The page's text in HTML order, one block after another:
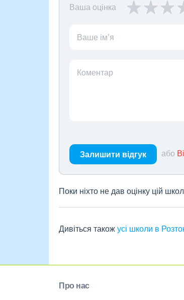
Ваша оцінка
Ваше ім’я
Коментар
Залишити відгук або
Поки ніхто не дав оцінку цій
Дивіться такожусі школи в
Про нас